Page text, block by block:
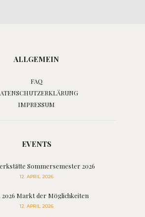
ALLGEMEIN
FAQ
IMPRESSUM
EVENTS
Sommersemester 2026
12. APRIL 2026
2026 Markt der Möglichkeiten
12. APRIL 2026